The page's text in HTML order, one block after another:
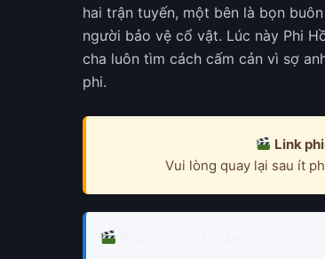
hai trận tuyến, một bên là bọn
người bảo vệ cổ vật. Lúc này Phi
cha luôn tìm cách cấm cản vì sợ
phi.
Link
Vui lòng quay lại sau ít